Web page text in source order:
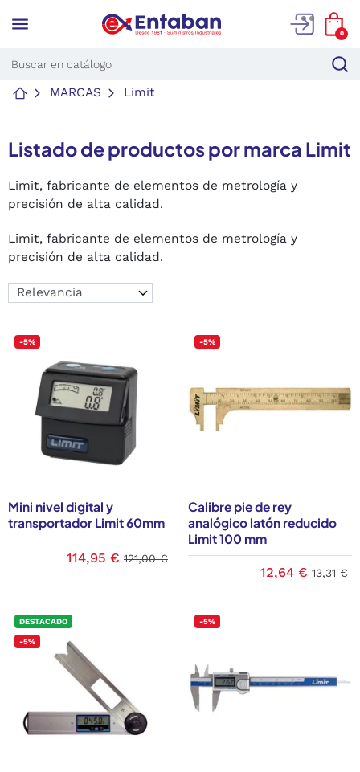
menu 0
MARCAS Limit
Listado de productos por marca Limit
Limit, fabricante de elementos de metrología y
precisión de alta calidad.
Limit, fabricante de elementos de metrología y
precisión de alta calidad.
-5%
Mini nivel digital y
transportador Limit 60mm
114,95 € 121,00 €
-5%
Calibre pie de rey
analógico latón reducido
Limit 100 mm
12,64 € 13,31 €
DESTACADO
-5%
-5%